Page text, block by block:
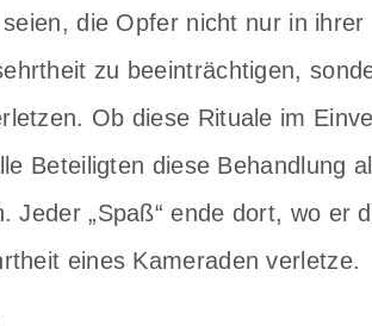
die Opfer nicht nur in ihrer
zu beeinträchtigen,
Ob diese Rituale im
Beteiligten diese Behandlung
„Spaß“ ende dort, wo er
eines Kameraden verletze.